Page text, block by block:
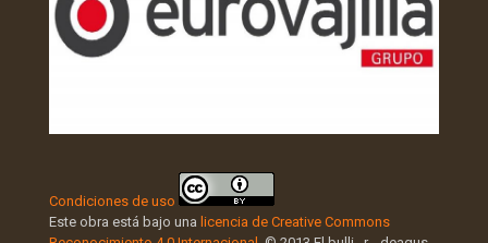
Condiciones de uso
Este obra está bajo una licencia de Creative Commons